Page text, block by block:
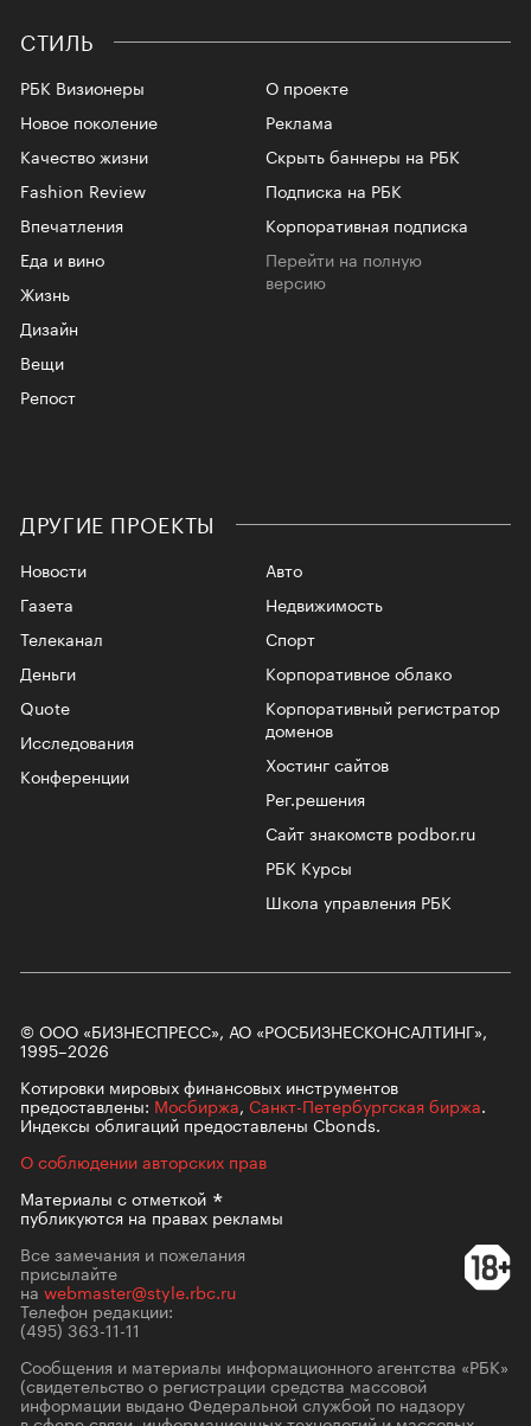
СТИЛЬ
РБК Визионеры
Новое поколение
Качество жизни
Fashion Review
Впечатления
Еда и вино
Жизнь
Дизайн
Вещи
Репост
О проекте
Реклама
Скрыть баннеры на РБК
Подписка на РБК
Корпоративная подписка
Перейти на полную
версию
ДРУГИЕ ПРОЕКТЫ
Новости
Газета
Телеканал
Авто
Недвижимость
Спорт
Корпоративное облако
Корпоративный регистратор
доменов
Хостинг сайтов
Рег.решения
Сайт знакомств podbor.ru
РБК Курсы
Школа управления РБК
Деньги
Quote
Исследования
Конференции
© ООО «БИЗНЕСПРЕСС», АО «РОСБИЗНЕСКОНСАЛТИНГ»,
1995–2026
Котировки мировых финансовых инструментов
предоставлены: Мосбиржа, Санкт-Петербургская биржа.
Индексы облигаций предоставлены Cbonds.
О соблюдении авторских прав
Материалы сотметкой
публикуются на правах рекламы
Все замечания и пожелания
присылайте
на webmaster@style.rbc.ru
Телефон редакции:
(495) 363-11-11
Сообщения и материалы информационного агентства «РБК»
(свидетельство о регистрации средства массовой
информации выдано Федеральной службой по надзору